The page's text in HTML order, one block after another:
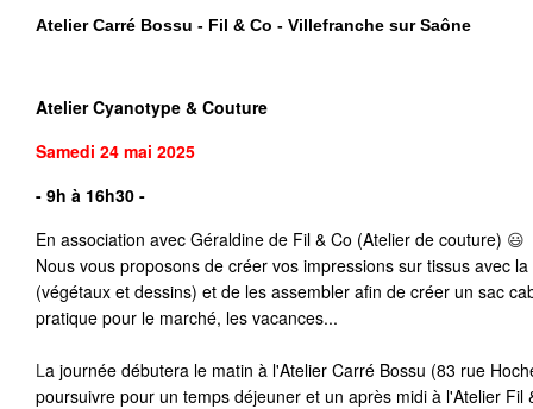
Atelier Carré Bossu - Fil & Co - Villefranche sur Saône
Atelier Cyanotype & Couture
Samedi 24 mai 2025
- 9h à 16h30 -
En association avec Géraldine de Fil & Co (Atelier de couture) 😃
Nous vous proposons de créer vos impressions sur tissus avec
(végétaux et dessins) et de les assembler afin de créer un sac
pratique pour le marché, les vacances...
La journée débutera le matin à l'Atelier Carré Bossu (83 rue
poursuivre pour un temps déjeuner et un après midi à l'Atelier Fil